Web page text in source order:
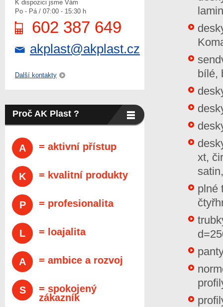
bílé,
xt,
plné
K dispozici jsme Vám
Po - Pá / 07:00 - 15:30 h
602 387 649
akplast@akplast.cz
Další kontakty
Proč AK Plast ?
A = aktivní přístup
K = kvalitní produkty
P = profesionalita
L = loajalita
A = ambice a rozvoj
S
= spokojený
zákazník